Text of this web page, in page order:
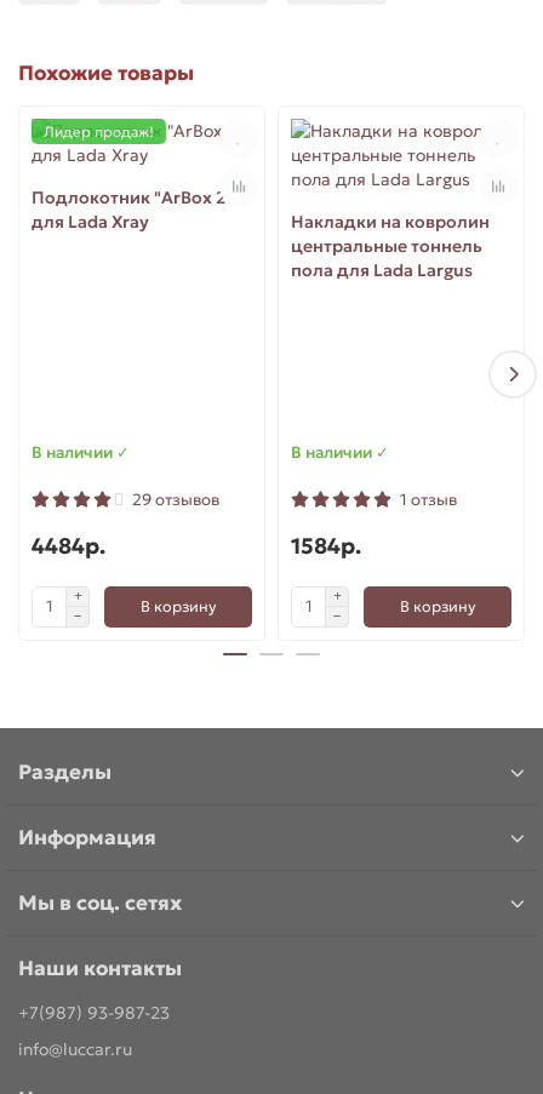
Похожие товары
Лидер продаж!
Подлокотник "ArBox 2"
для Lada Xray
В наличии ✓
29 отзывов
4484р.
В корзину
Накладки на ковролин
центральные тоннель
пола для Lada Largus
В наличии ✓
1 отзыв
1584р.
В корзину
Разделы
Информация
Мы в соц. сетях
Наши контакты
+7(987) 93-987-23
info@luccar.ru